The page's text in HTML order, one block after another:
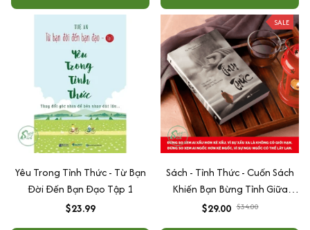
Yêu Trong Tỉnh Thức - Từ Bạn
Đời Đến Bạn Đạo Tập 1
$23.99
SALE
Sách - Tỉnh Thức - Cuốn Sách
Khiến Bạn Bừng Tỉnh Giữa
Cuộc Đời Đầy Mê Muội - Cú
$29.00 $34.00